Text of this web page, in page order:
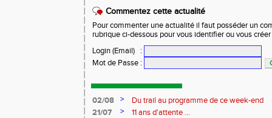
Commentez cette actualité
Pour commenter une actualité il faut posséder un
rubrique ci-dessous pour vous identifier ou vous
Login (Email)
:
Mot de Passe :
02/08 >
Du trail au programme de ce week-end
21/07
>
11 ans d'attente ...